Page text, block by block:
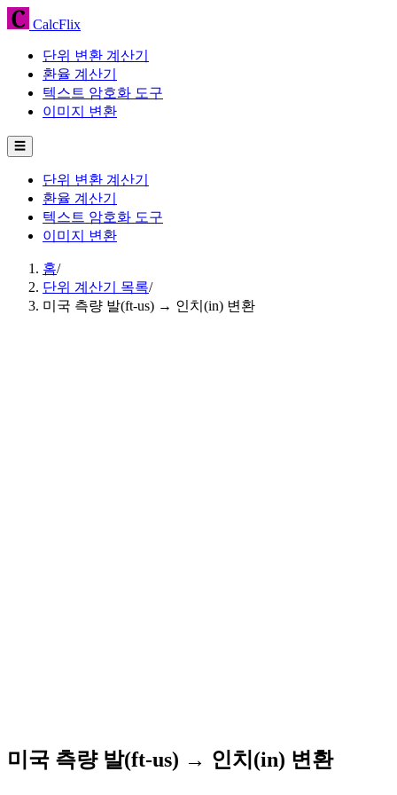
CalcFlix
단위 변환 계산기
환율 계산기
텍스트 암호화 도구
이미지 변환
☰
단위 변환 계산기
환율 계산기
텍스트 암호화 도구
이미지 변환
홈/
단위 계산기 목록/
미국 측량 발(ft-us) → 인치(in) 변환
미국 측량 발(ft-us) → 인치(in) 변환